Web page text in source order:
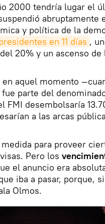
2000 tendría lugar el
abruptamente
y política de la
en 11 días ,
20% y un ascenso de
aquel momento
parte del
FMI desembolsaría
a las arcas
para proveer
Pero los
el anuncio era
iba a pasar, porque,
Olmos.